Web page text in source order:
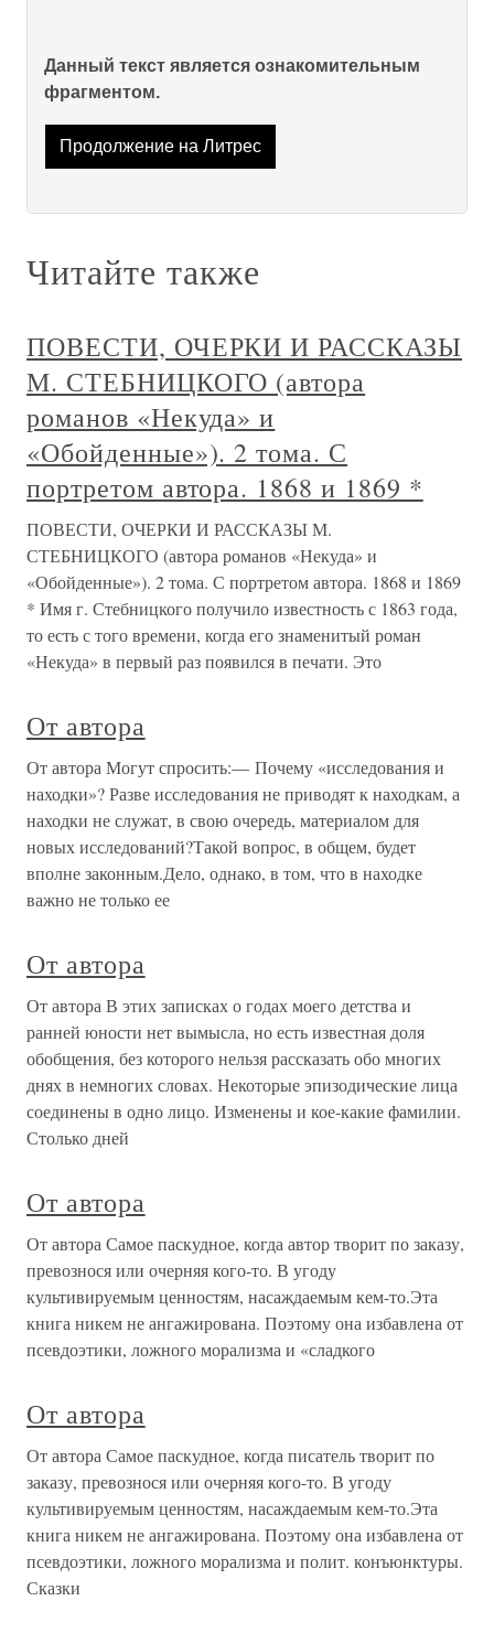
Данный текст является ознакомительным
фрагментом.
Продолжение на Литрес
Читайте также
ПОВЕСТИ, ОЧЕРКИ И РАССКАЗЫ
М. СТЕБНИЦКОГО (автора
романов «Некуда» и
«Обойденные»). 2 тома. С
портретом автора. 1868 и 1869 *
ПОВЕСТИ, ОЧЕРКИ И РАССКАЗЫ М.
СТЕБНИЦКОГО (автора романов «Некуда» и
«Обойденные»). 2 тома. С портретом автора. 1868 и 1869
* Имя г. Стебницкого получило известность с 1863 года,
то есть с того времени, когда его знаменитый роман
«Некуда» в первый раз появился в печати. Это
От автора
От автора Могут спросить:— Почему «исследования и
находки»? Разве исследования не приводят к находкам, а
находки не служат, в свою очередь, материалом для
новых исследований?Такой вопрос, в общем, будет
вполне законным.Дело, однако, в том, что в находке
важно не только ее
От автора
От автора В этих записках о годах моего детства и
ранней юности нет вымысла, но есть известная доля
обобщения, без которого нельзя рассказать обо многих
днях в немногих словах. Некоторые эпизодические лица
соединены в одно лицо. Изменены и кое-какие фамилии.
Столько дней
От автора
От автора Самое паскудное, когда автор творит по заказу,
превознося или очерняя кого-то. В угоду
культивируемым ценностям, насаждаемым кем-то.Эта
книга никем не ангажирована. Поэтому она избавлена от
псевдоэтики, ложного морализма и «сладкого
От автора
От автора Самое паскудное, когда писатель творит по
заказу, превознося или очерняя кого-то. В угоду
культивируемым ценностям, насаждаемым кем-то.Эта
книга никем не ангажирована. Поэтому она избавлена от
псевдоэтики, ложного морализма и полит. конъюнктуры.
Сказки